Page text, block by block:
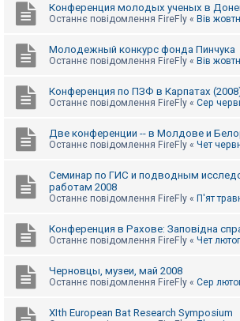
Конференция молодых ученых в
Останнє повідомлення FireFly « Вів
Молодежный конкурс фонда Пинчука
Останнє повідомлення FireFly « Вів
Конференция по ПЗФ в Карпатах
Останнє повідомлення FireFly « Сер
Две конференции -- в Молдове и
Останнє повідомлення FireFly « Чет
Семинар по ГИС и подводным
работам 2008
Останнє повідомлення FireFly « П'ят
Конференция в Рахове: Заповідна
Останнє повідомлення FireFly « Чет
Черновцы, музеи, май 2008
Останнє повідомлення FireFly « Сер
XIth European Bat Research Symposium